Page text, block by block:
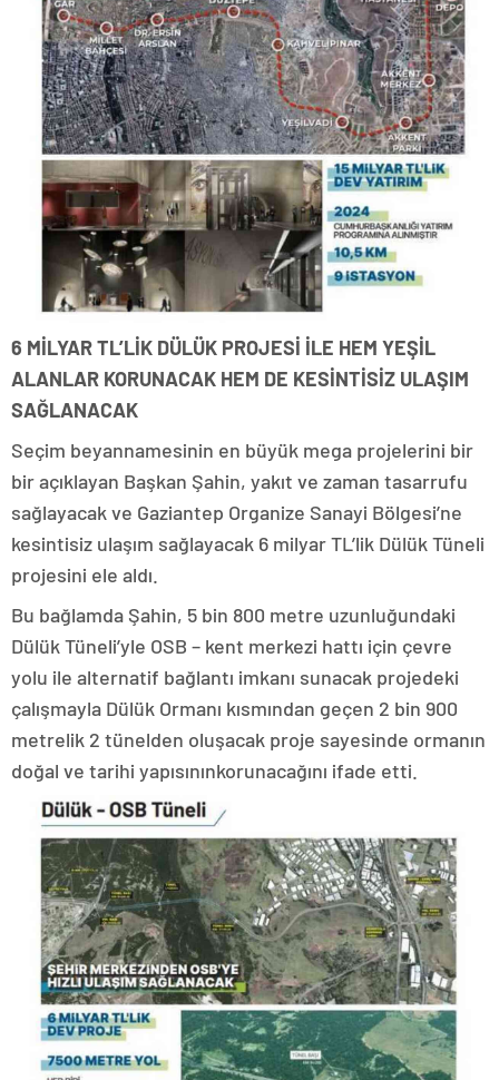
6 MİLYAR TL’LİK DÜLÜK PROJESİ İLE HEM YEŞİL
ALANLAR KORUNACAK HEM DE KESİNTİSİZ ULAŞIM
SAĞLANACAK
Seçim beyannamesinin en büyük mega projelerini bir
bir açıklayan Başkan Şahin, yakıt ve zaman tasarrufu
sağlayacak ve Gaziantep Organize Sanayi Bölgesi’ne
kesintisiz ulaşım sağlayacak 6 milyar TL’lik Dülük Tüneli
projesini ele aldı.
Bu bağlamda Şahin, 5 bin 800 metre uzunluğundaki
Dülük Tüneli’yle OSB – kent merkezi hattı için çevre
yolu ile alternatif bağlantı imkanı sunacak projedeki
çalışmayla Dülük Ormanı kısmından geçen 2 bin 900
metrelik 2 tünelden oluşacak proje sayesinde ormanın
doğal ve tarihi yapısınınkorunacağını ifade etti.